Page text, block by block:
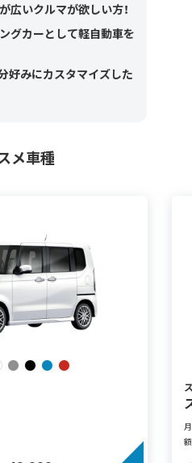
広いクルマが欲しい方！
グカーとして軽自動車を
好みにカスタマイズした
メ車種
月
額